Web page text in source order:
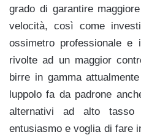
grado di garantire
velocità, così come
ossimetro professionale e
rivolte ad un maggior
birre in gamma
luppolo fa da padrone
alternativi ad alto tasso
entusiasmo e voglia di fare